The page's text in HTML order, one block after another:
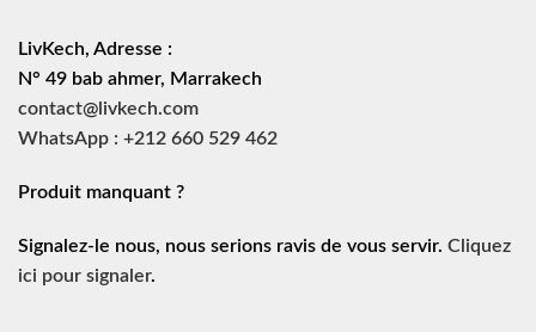
LivKech, Adresse :
N° 49 bab ahmer, Marrakech
contact@livkech.com
WhatsApp : +212 660 529 462
Produit manquant ?
Signalez-le nous, nous serions ravis de vous servir. Cliquez
ici pour signaler.